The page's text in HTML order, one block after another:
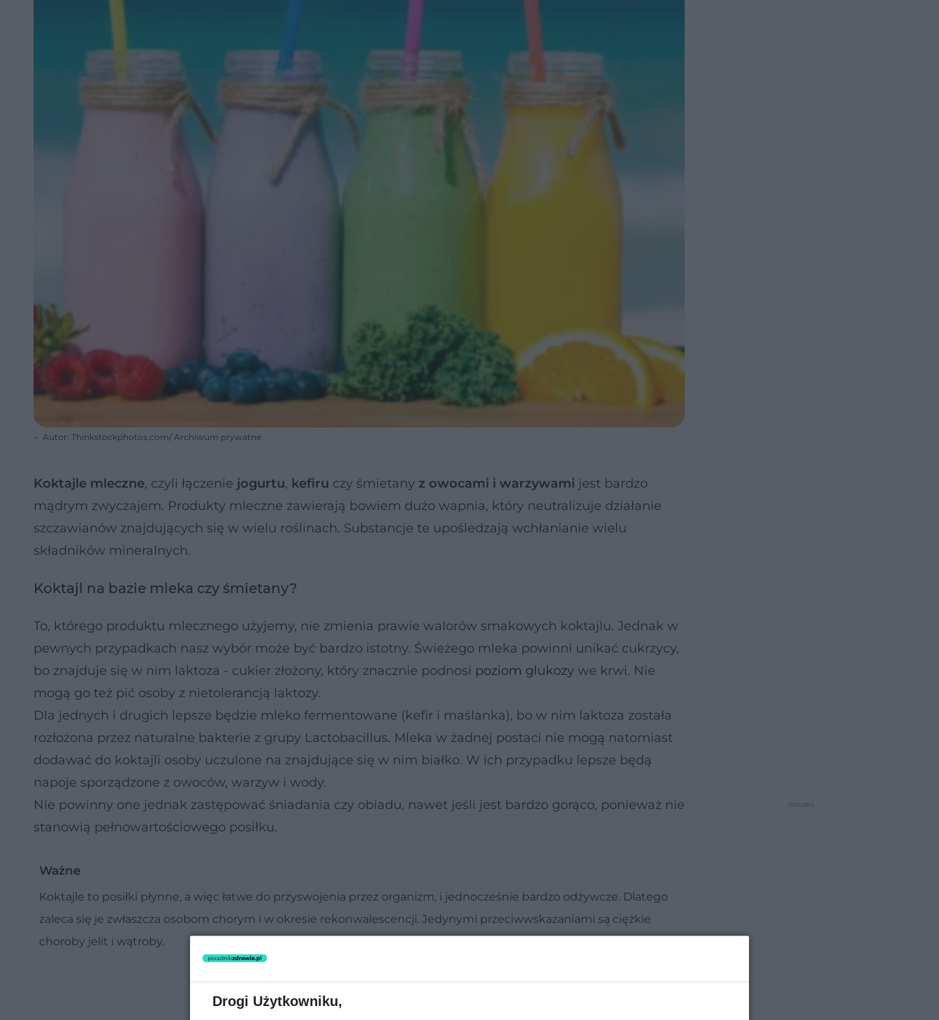
Autor: Thinkstockphotos.com/ Archiwum prywatne
Koktajle mleczne, czyli łączenie jogurtu, kefiru czy śmietany z owocami i warzywami jest bardzo
mądrym zwyczajem. Produkty mleczne zawierają bowiem dużo wapnia, który neutralizuje działanie
szczawianów znajdujących się w wielu roślinach. Substancje te upośledzają wchłanianie wielu
składników mineralnych.
Koktajl na bazie mleka czy śmietany?
To, którego produktu mlecznego użyjemy, nie zmienia prawie walorów smakowych koktajlu. Jednak w
pewnych przypadkach nasz wybór może być bardzo istotny. Świeżego mleka powinni unikać cukrzycy,
bo znajduje się w nim laktoza - cukier złożony, który znacznie podnosi poziom glukozy we krwi. Nie
mogą go też pić osoby z nietolerancją laktozy.
Dla jednych i drugich lepsze będzie mleko fermentowane (kefir i maślanka), bo w nim laktoza została
rozłożona przez naturalne bakterie z grupy Lactobacillus. Mleka w żadnej postaci nie mogą natomiast
dodawać do koktajli osoby uczulone na znajdujące się w nim białko. W ich przypadku lepsze będą
napoje sporządzone z owoców, warzyw i wody.
Nie powinny one jednak zastępować śniadania czy obiadu, nawet jeśli jest bardzo gorąco, ponieważ nie
stanowią pełnowartościowego posiłku.
Ważne
Koktajle to posiłki płynne, a więc łatwe do przyswojenia przez organizm, i jednocześnie bardzo odżywcze. Dlatego
zaleca się je zwłaszcza osobom chorym i w okresie rekonwalescencji. Jedynymi przeciwwskazaniami są ciężkie
choroby jelit i wątroby.
Drogi Użytkowniku,